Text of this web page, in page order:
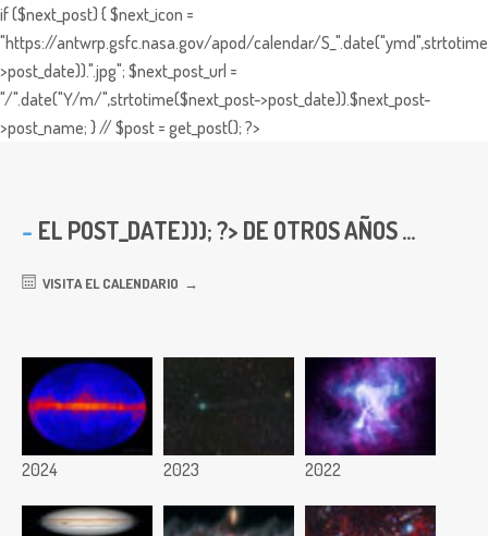
if ($next_post) { $next_icon =
"https://antwrp.gsfc.nasa.gov/apod/calendar/
>post_date)).".jpg"; $next_post_url =
"/".date("Y/m/",strtotime($next_post->post_date)).$next_post-
>post_name; } // $post = get_post(); ?>
EL POST_DATE))); ?> DE OTROS AÑOS ...
VISITA EL CALENDARIO
2024 2023 2022